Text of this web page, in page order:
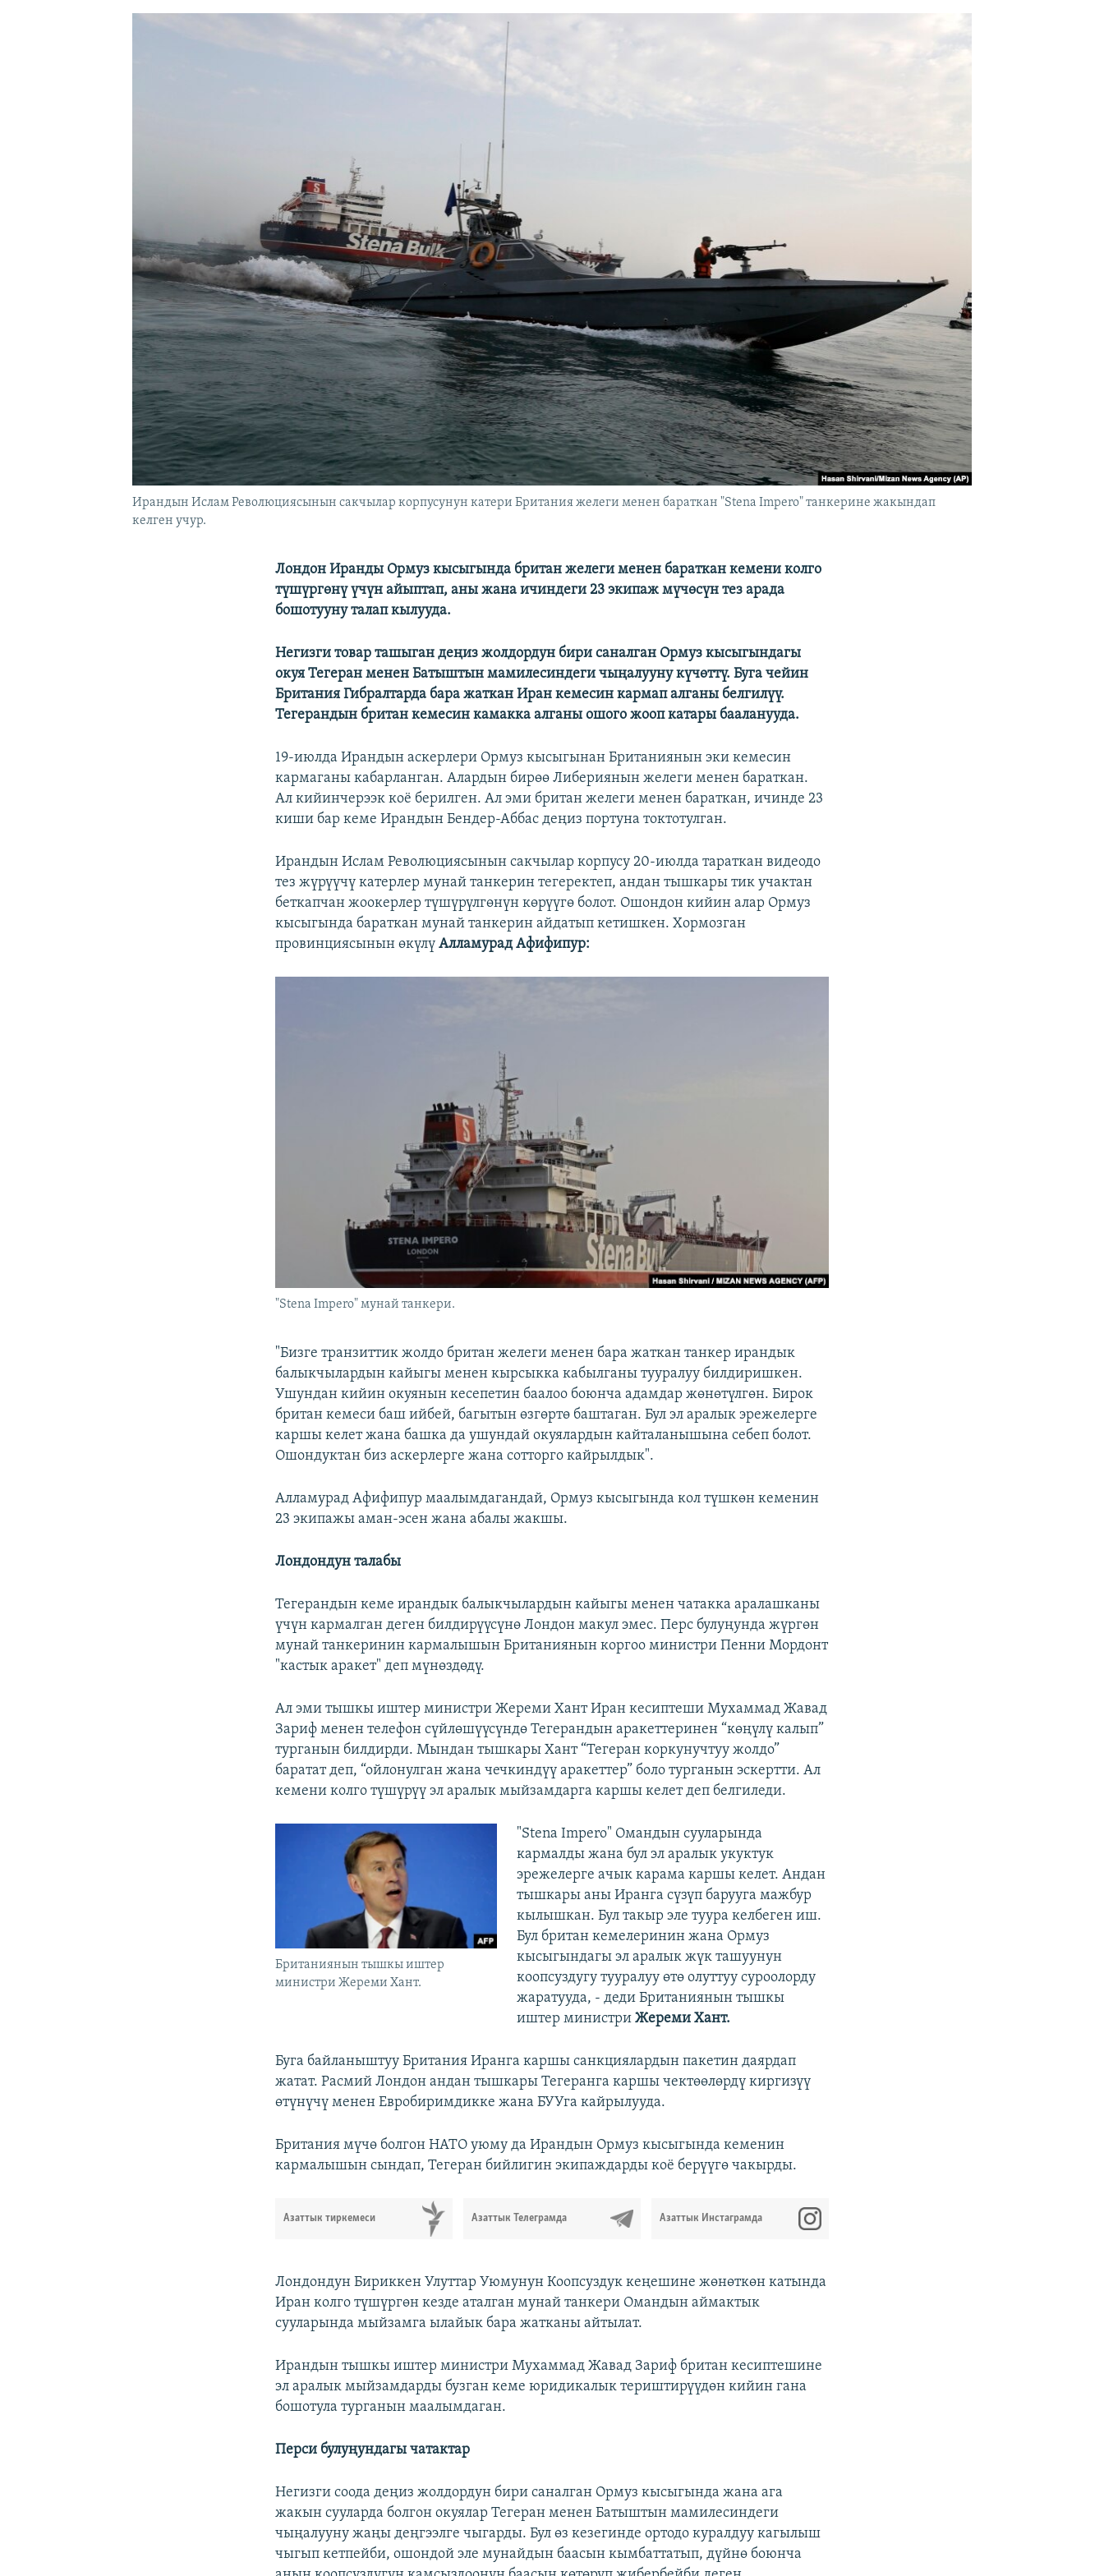
Ирандын Ислам Революциясынын сакчылар корпусунун катери Британия желеги менен бараткан "Stena Impero" танкерине жакындап
келген учур.
Лондон Иранды Ормуз кысыгында британ желеги менен бараткан кемени колго
түшүргөнү үчүн айыптап, аны жана ичиндеги 23 экипаж мүчөсүн тез арада
бошотууну талап кылууда.
Негизги товар ташыган деңиз жолдордун бири саналган Ормуз кысыгындагы
окуя Тегеран менен Батыштын мамилесиндеги чыңалууну күчөттү. Буга чейин
Британия Гибралтарда бара жаткан Иран кемесин кармап алганы белгилүү.
Тегерандын британ кемесин камакка алганы ошого жооп катары бааланууда.
19-июлда Ирандын аскерлери Ормуз кысыгынан Британиянын эки кемесин
кармаганы кабарланган. Алардын бирөө Либериянын желеги менен бараткан.
Ал кийинчерээк коё берилген. Ал эми британ желеги менен бараткан, ичинде 23
киши бар кеме Ирандын Бендер-Аббас деңиз портуна токтотулган.
Ирандын Ислам Революциясынын сакчылар корпусу 20-июлда тараткан видеодо
тез жүрүүчү катерлер мунай танкерин тегеректеп, андан тышкары тик учактан
беткапчан жоокерлер түшүрүлгөнүн көрүүгө болот. Ошондон кийин алар Ормуз
кысыгында бараткан мунай танкерин айдатып кетишкен. Хормозган
провинциясынын өкүлү Алламурад Афифипур:
"Stena Impero" мунай танкери.
"Бизге транзиттик жолдо британ желеги менен бара жаткан танкер ирандык
балыкчылардын кайыгы менен кырсыкка кабылганы тууралуу билдиришкен.
Ушундан кийин окуянын кесепетин баалоо боюнча адамдар жөнөтүлгөн. Бирок
британ кемеси баш ийбей, багытын өзгөртө баштаган. Бул эл аралык эрежелерге
каршы келет жана башка да ушундай окуялардын кайталанышына себеп болот.
Ошондуктан биз аскерлерге жана сотторго кайрылдык".
Алламурад Афифипур маалымдагандай, Ормуз кысыгында кол түшкөн кеменин
23 экипажы аман-эсен жана абалы жакшы.
Лондондун талабы
Тегерандын кеме ирандык балыкчылардын кайыгы менен чатакка аралашканы
үчүн кармалган деген билдирүүсүнө Лондон макул эмес. Перс булуңунда жүргөн
мунай танкеринин кармалышын Британиянын коргоо министри Пенни Мордонт
"кастык аракет" деп мүнөздөдү.
Ал эми тышкы иштер министри Жереми Хант Иран кесиптеши Мухаммад Жавад
Зариф менен телефон сүйлөшүүсүндө Тегерандын аракеттеринен “көңүлү калып”
турганын билдирди. Мындан тышкары Хант “Тегеран коркунучтуу жолдо”
баратат деп, “ойлонулган жана чечкиндүү аракеттер” боло турганын эскертти. Ал
кемени колго түшүрүү эл аралык мыйзамдарга каршы келет деп белгиледи.
Британиянын тышкы иштер
министри Жереми Хант.
"Stena Impero" Омандын сууларында
кармалды жана бул эл аралык укуктук
эрежелерге ачык карама каршы келет. Андан
тышкары аны Иранга сүзүп барууга мажбур
кылышкан. Бул такыр эле туура келбеген иш.
Бул британ кемелеринин жана Ормуз
кысыгындагы эл аралык жүк ташуунун
коопсуздугу тууралуу өтө олуттуу суроолорду
жаратууда, - деди Британиянын тышкы
иштер министри Жереми Хант.
Буга байланыштуу Британия Иранга каршы санкциялардын пакетин даярдап
жатат. Расмий Лондон андан тышкары Тегеранга каршы чектөөлөрдү киргизүү
өтүнүчү менен Евробиримдикке жана БУУга кайрылууда.
Британия мүчө болгон НАТО уюму да Ирандын Ормуз кысыгында кеменин
кармалышын сындап, Тегеран бийлигин экипаждарды коё берүүгө чакырды.
Азаттык тиркемеси Азаттык Телеграмда Азаттык Инстаграмда
Лондондун Бириккен Улуттар Уюмунун Коопсуздук кеңешине жөнөткөн катында
Иран колго түшүргөн кезде аталган мунай танкери Омандын аймактык
сууларында мыйзамга ылайык бара жатканы айтылат.
Ирандын тышкы иштер министри Мухаммад Жавад Зариф британ кесиптешине
эл аралык мыйзамдарды бузган кеме юридикалык териштирүүдөн кийин гана
бошотула турганын маалымдаган.
Перси булуңундагы чатактар
Негизги соода деңиз жолдордун бири саналган Ормуз кысыгында жана ага
жакын сууларда болгон окуялар Тегеран менен Батыштын мамилесиндеги
чыңалууну жаңы деңгээлге чыгарды. Бул өз кезегинде ортодо куралдуу кагылыш
чыгып кетпейби, ошондой эле мунайдын баасын кымбаттатып, дүйнө боюнча